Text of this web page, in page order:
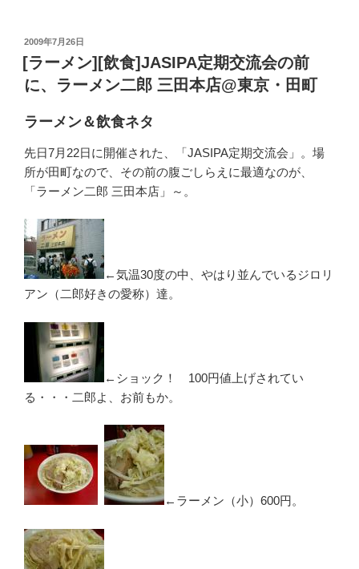
投
稿
日:
2009年7月26日
[ラーメン][飲食]JASIPA定期交流会の前
に、ラーメン二郎 三田本店@東京・田町
ラーメン＆飲食ネタ
先日7月22日に開催された、「JASIPA定期交流会」。場
所が田町なので、その前の腹ごしらえに最適なのが、
「ラーメン二郎 三田本店」～。
←気温30度の中、やはり並んでいるジロリ
アン（二郎好きの愛称）達。
←ショック！ 100円値上げされてい
る・・・二郎よ、お前もか。
←ラーメン（小）600円。